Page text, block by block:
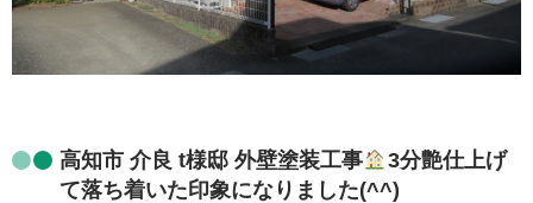
高知市 介良 t様邸 外壁塗装工事
3分艶仕上げ
て落ち着いた印象になりました(^^)